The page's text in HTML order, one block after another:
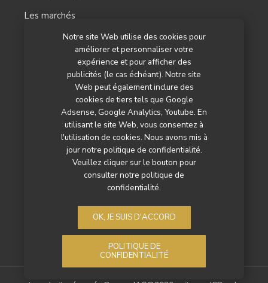
Notre site Web utilise des cookies pour
améliorer et personnaliser votre
expérience et pour afficher des
publicités (le cas échéant). Notre site
Web peut également inclure des
cookies de tiers tels que Google
Adsense, Google Analytics, Youtube. En
utilisant le site Web, vous consentez à
l'utilisation de cookies. Nous avons mis à
jour notre politique de confidentialité.
Veuillez cliquer sur le bouton pour
consulter notre politique de
confidentialité.
OK, JE SUIS D'ACCORD
POLITIQUE DE
CONFIDENTIALITÉ
Les marchés
Nos autres titres
Qui sommes-nous ?
Contactez-nous
Mentions légales
Politique de confidentialité